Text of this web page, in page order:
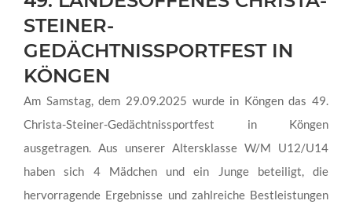
STEINER-
GEDÄCHTNISSPORTFEST IN
KÖNGEN
Am Samstag, dem 29.09.2025 wurde in Köngen das 49.
Christa-Steiner-Gedächtnissportfest in Köngen
ausgetragen. Aus unserer Altersklasse W/M U12/U14
haben sich 4 Mädchen und ein Junge beteiligt, die
hervorragende Ergebnisse und zahlreiche Bestleistungen